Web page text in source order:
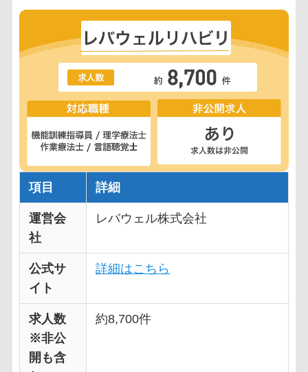
項目 詳細
運営会
社
レバウェル株式会社
公式サ
イト
詳細はこちら
求人数
※非公
開も含
約8,700件